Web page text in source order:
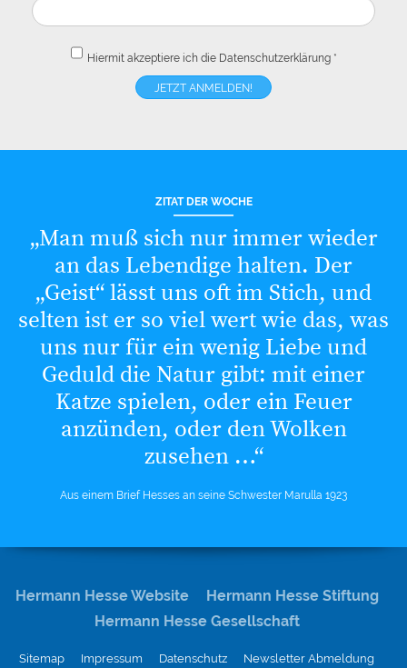
Hiermit akzeptiere ich die Datenschutzerklärung*
ZITAT DER WOCHE
„Man muß sich nur immer wieder
an das Lebendige halten. Der
„Geist“ lässt uns oft im Stich, und
selten ist er so viel wert wie das, was
uns nur für ein wenig Liebe und
Geduld die Natur gibt: mit einer
Katze spielen, oder ein Feuer
anzünden, oder den Wolken
zusehen …“
Aus einem Brief Hesses an seine Schwester Marulla 1923
Hermann Hesse Website
Hermann Hesse Stiftung
Hermann Hesse Gesellschaft
Sitemap Impressum Datenschutz Newsletter Abmeldung